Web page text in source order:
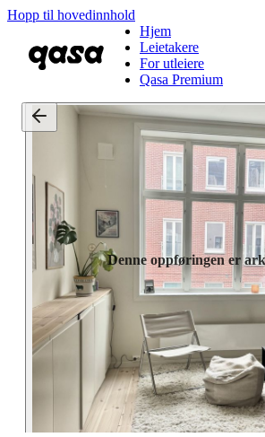
Hopp til hovedinnhold
Hjem
Leietakere
For utleiere
Qasa Premium
Denne oppføringen er